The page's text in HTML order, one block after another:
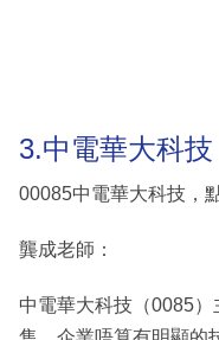
3.中電華大科技
00085中電華大科技，
龔成老師：
中電華大科技（0085